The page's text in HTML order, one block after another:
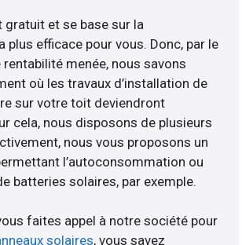
gratuit et se base sur la
plus efficace pour vous. Donc, par le
rentabilité menée, nous savons
où les travaux d’installation de
sur votre toit deviendront
cela, nous disposons de plusieurs
nous vous proposons un
l’autoconsommation ou
batteries solaires, par exemple.
faites appel à notre société pour
solaires, vous savez